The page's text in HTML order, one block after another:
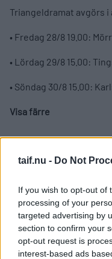
taif.nu - Do Not
If you wish to opt-out of
processing of your
targeted advertising by
section to confirm your
opt-out request is
interest-based ads
Triangeldramat avgörs i
• Fredag 28/8 19.00:
• Lördag 29/8 15.00:
• Söndag 30/8 15.00:
Visa färre
VILL DU HJÄLPA
Publicerad:2026-07-30